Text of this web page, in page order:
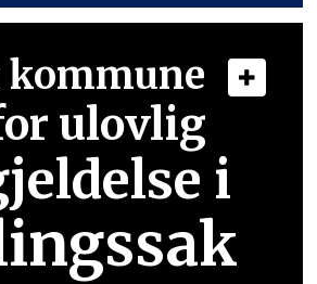
kommune
ulovlig
i